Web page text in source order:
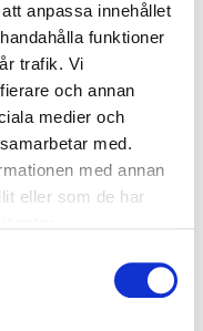
anpassa innehållet
funktioner
trafik. Vi
och annan
medier och
med.
med annan
eller som de har
Fasimpuls, DSI,
sensor